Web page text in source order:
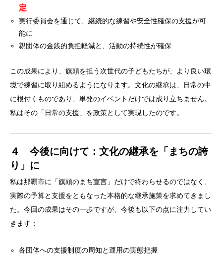
定
実行委員会を通じて、継続的な練習や安全性確保の支援が可
能に
親団体の金銭的負担軽減と、活動の持続性が確保
この成果により、旗頭を担う次世代の子どもたちが、より良い環
境で練習に取り組めるようになります。文化の継承は、日常の中
に根付くものであり、単発のイベントだけでは成り立ちません。
私はその「日常の支援」を政策として実現したのです。
４ 今後に向けて：文化の継承を「まちの誇
り」に
私は那覇市に「旗頭のまち宣言」だけで終わらせるのではなく、
実際の予算と支援をともなった本格的な継承施策を求めてきまし
た。今回の成果はその一歩ですが、今後も以下の点に注力してい
きます：
各団体への支援制度の周知と運用の実態把握